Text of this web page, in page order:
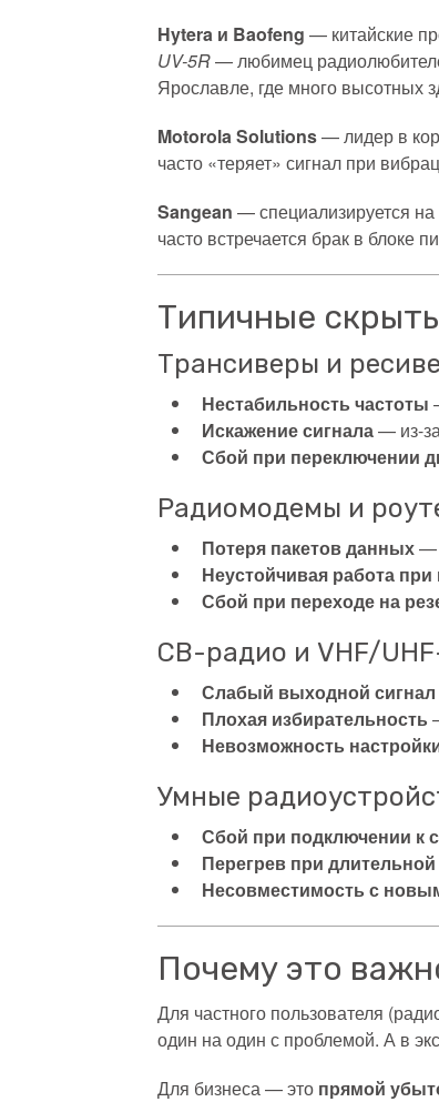
Hytera и Baofeng — китайские
UV-5R— любимец
Ярославле, где много высотных
Motorola Solutions— лидер в
часто «теряет» сигнал при
Sangean — специализируется
часто встречается брак в блоке
Типичные
Трансиверы и
Нестабильность частоты
Искажение сигнала— из-
Сбой при переключении
Радиомодемы и
Потеря пакетов данных—
Неустойчивая работа при
Сбой при переходе на
CB-радио и VHF/
Слабый выходной сигнал
Плохая избирательность
Невозможность
Умные
Сбой при подключении к
Перегрев при
Несовместимость с
Почему это
Для частного пользователя
один на один с проблемой. А в
Для бизнеса — это прямой